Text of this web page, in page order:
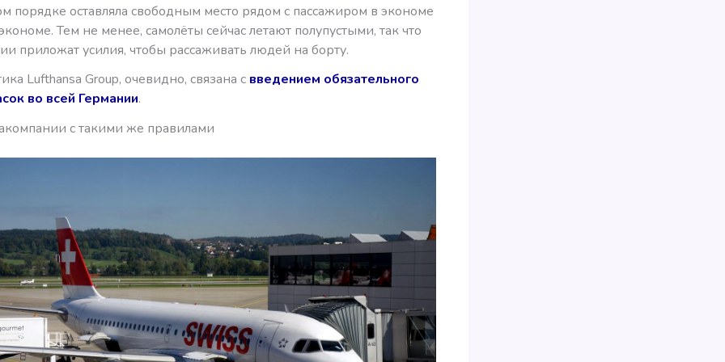
порядке оставляла свободным место рядом с пассажиром в экономе
Тем не менее, самолёты сейчас летают полупустыми, так что
приложат усилия, чтобы рассаживать людей на борту.
Lufthansa Group, очевидно, связана с введением обязательного
во всей Германии.
с такими же правилами